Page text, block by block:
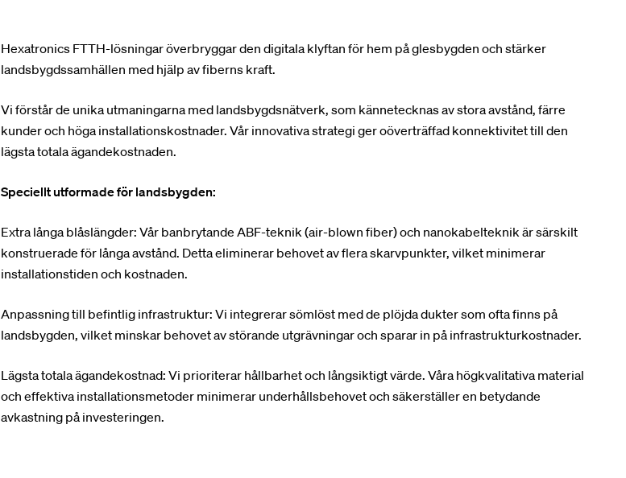
Hexatronics FTTH-lösningar överbryggar den digitala klyftan för hem på glesbygden och stärker
landsbygdssamhällen med hjälp av fiberns kraft.
Vi förstår de unika utmaningarna med landsbygdsnätverk, som kännetecknas av stora avstånd, färre
kunder och höga installationskostnader. Vår innovativa strategi ger oöverträffad konnektivitet till den
lägsta totala ägandekostnaden.
Speciellt utformade för landsbygden:
Extra långa blåslängder: Vår banbrytande ABF-teknik (air-blown fiber) och nanokabelteknik är särskilt
konstruerade för långa avstånd. Detta eliminerar behovet av flera skarvpunkter, vilket minimerar
installationstiden och kostnaden.
Anpassning till befintlig infrastruktur: Vi integrerar sömlöst med de plöjda dukter som ofta finns på
landsbygden, vilket minskar behovet av störande utgrävningar och sparar in på infrastrukturkostnader.
Lägsta totala ägandekostnad: Vi prioriterar hållbarhet och långsiktigt värde. Våra högkvalitativa material
och effektiva installationsmetoder minimerar underhållsbehovet och säkerställer en betydande
avkastning på investeringen.